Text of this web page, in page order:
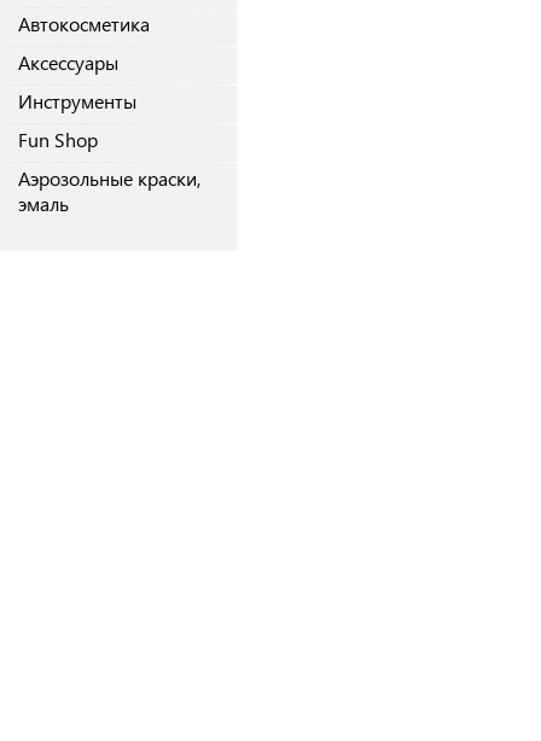
Автокосметика
Аксессуары
Инструменты
Fun Shop
Аэрозольные краски,
эмаль